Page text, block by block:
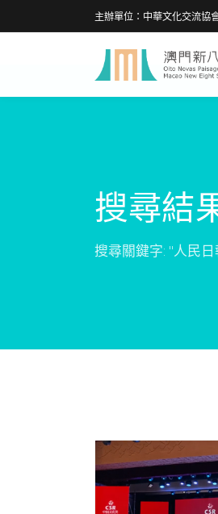
主辦單位：中華文化交流協
搜尋結
搜尋關鍵字: "人民日